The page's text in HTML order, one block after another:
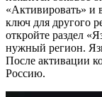
«Активировать» и
ключ для другого
откройте раздел
нужный регион.
После активации
Россию.